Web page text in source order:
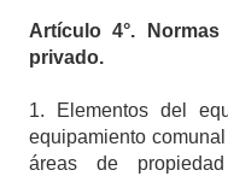
Artículo 4°.
privado.
1. Elementos del
equipamiento
áreas de